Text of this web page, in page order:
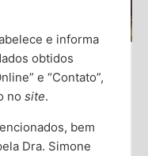
Cognitivo-
da
Estratégias
Eficazes
e informa
obtidos
e “Contato”,
nosite.
bem
Dra. Simone